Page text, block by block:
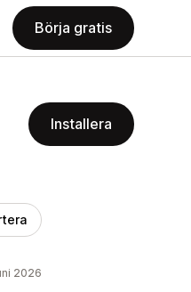
Börja gratis
Installera
2026